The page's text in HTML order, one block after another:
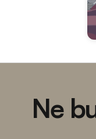
Ne